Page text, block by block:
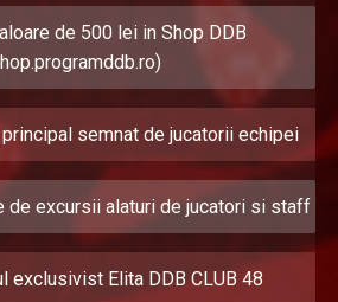
de 500 lei in Shop DDB
semnat de jucatorii echipei
de excursii alaturi de jucatori si staff
exclusivist Elita DDB CLUB 48